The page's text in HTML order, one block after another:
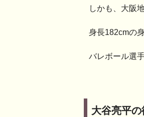
しかも、大阪
身長182cmの
バレボール選
大谷亮平の